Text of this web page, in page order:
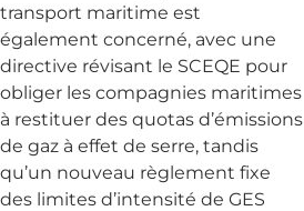
transport maritime est
également concerné, avec une
directive révisant le SCEQE pour
obliger les compagnies maritimes
à restituer des quotas d’émissions
de gaz à effet de serre, tandis
qu’un nouveau règlement fixe
des limites d’intensité de GES